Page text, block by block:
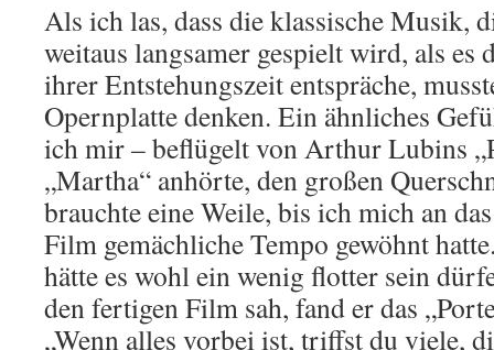
Als ich las, dass die klassische Musik,
weitaus langsamer gespielt wird, als
ihrer Entstehungszeit entspräche,
Opernplatte denken. Ein ähnliches
ich mir – beflügelt von Arthur Lubins
„Martha“ anhörte, den großen
brauchte eine Weile, bis ich mich an
Film gemächliche Tempo gewöhnt
hätte es wohl ein wenig flotter sein
den fertigen Film sah, fand er das
„Wenn alles vorbei ist, triffst du viele,